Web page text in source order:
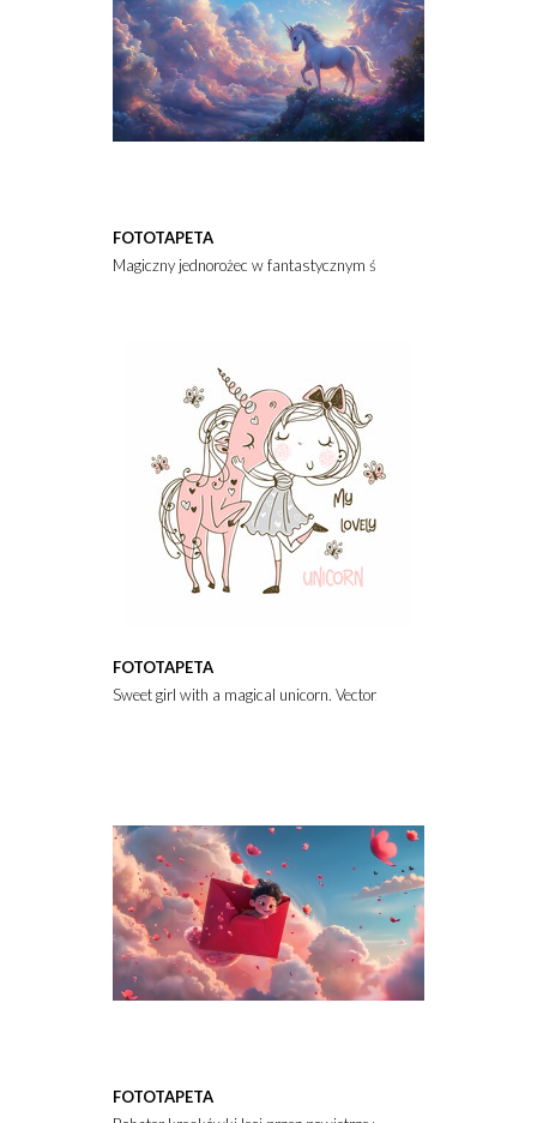
FOTOTAPETA
Magiczny jednorożec w fantastycznym świecie pełnym
FOTOTAPETA
Sweet girl with a magical unicorn. Vector.
FOTOTAPETA